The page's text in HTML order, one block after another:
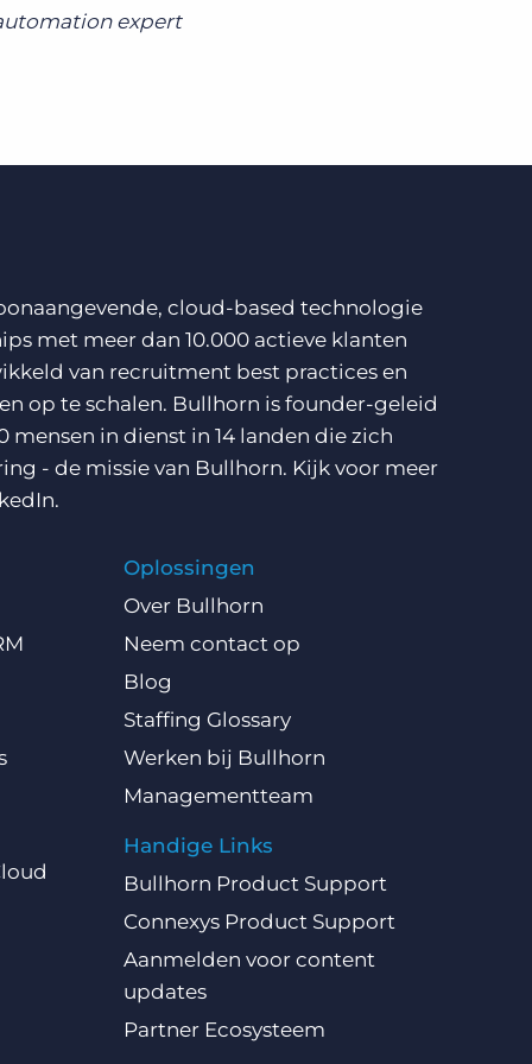
expert
cloud-based technologie
met meer dan 10.000 actieve klanten
van recruitment best practices en
op te schalen. Bullhorn is founder-geleid
in dienst in 14 landen die zich
- de missie van Bullhorn. Kijk voor meer
.
Oplossingen
Over Bullhorn
Neem contact op
Blog
Staffing Glossary
Werken bij Bullhorn
Managementteam
Handige Links
Bullhorn Product Support
Connexys Product Support
Aanmelden voor content
updates
Partner Ecosysteem